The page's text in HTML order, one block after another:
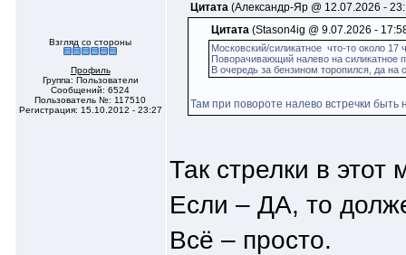
Взгляд со стороны
Профиль
Группа: Пользователи
Сообщений: 6524
Пользователь №: 117510
Регистрация: 15.10.2012 - 23:27
Цитата (Александр-Яр @ 12.07.2026 -
Цитата(Stason4ig @ 9.07.2026 -
Московский/силикатное что-то около 17
Поворачивающий налево на силикатное
В очередь за бензином торопился, да на
Там при повороте налево встречки быть
Так стрелки в этот
Если – ДА, то
Всё – просто.